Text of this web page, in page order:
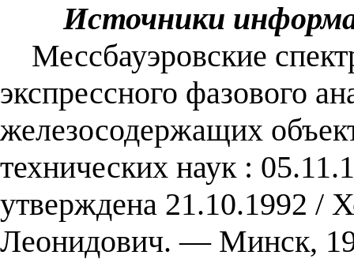
Источники
Мессбауэровские
экспрессного фазового
железосодержащих
технических наук :
утверждена 21.10.1992 /
Леонидович. — Минск,